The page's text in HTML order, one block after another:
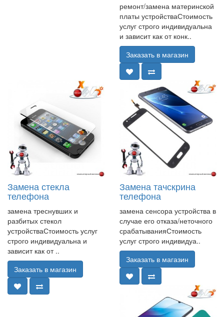
ремонт/замена материнской
платы устройстваСтоимость
услуг строго индивидуальна
и зависит как от конк..
Заказать в магазин
Замена стекла
телефона
замена треснувших и
разбитых стекол
устройстваСтоимость услуг
строго индивидуальна и
зависит как от ..
Заказать в магазин
Замена тачскрина
телефона
замена сенсора устройства в
случае его отказа/неточного
срабатыванияСтоимость
услуг строго индивидуа..
Заказать в магазин